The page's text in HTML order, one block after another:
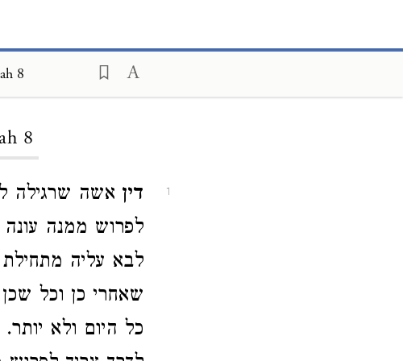
8
8
1 דין אשה שרגילה
לפרוש ממנה עונה
לבא עליה
שאחרי כן וכל
כל היום ולא